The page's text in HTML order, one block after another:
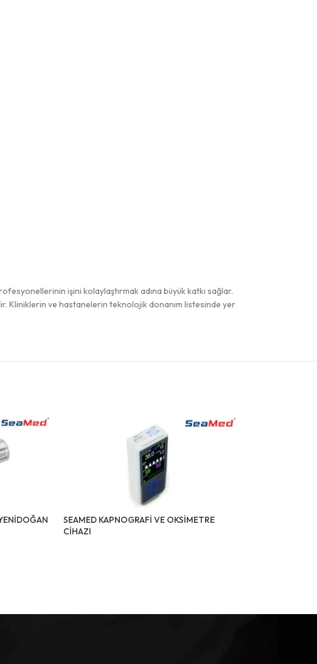
işini kolaylaştırmak adına büyük katkı sağlar.
Kliniklerin ve hastanelerin teknolojik donanım listesinde yer
SEAMED KAPNOGRAFİ VE OKSİMETRE
CİHAZI